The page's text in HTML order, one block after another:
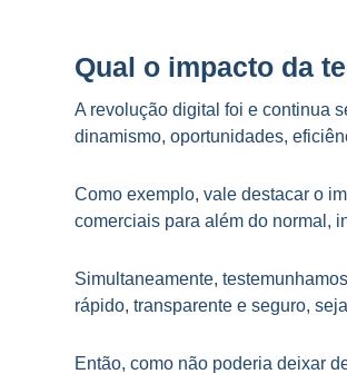
Qual o impacto da
A revolução digital foi e continua
dinamismo, oportunidades,
Como exemplo, vale destacar o
comerciais para além do normal,
Simultaneamente,
rápido, transparente e seguro,
Então, como não poderia deixar